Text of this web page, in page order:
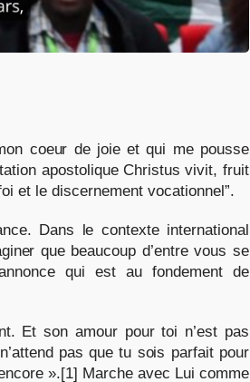
coeur de joie et qui me pousse
apostolique Christus vivit, fruit
et le discernement vocationnel”.
Dans le contexte international
que beaucoup d’entre vous se
qui est au fondement de
Et son amour pour toi n’est pas
pas que tu sois parfait pour
».[1] Marche avec Lui comme